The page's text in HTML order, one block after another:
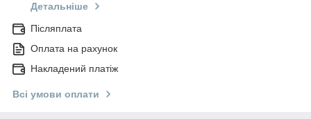
Детальніше
Післяплата
Оплата на рахунок
Накладений платіж
Всі умови оплати